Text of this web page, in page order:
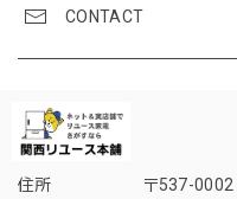
CONTACT
住所
〒537-